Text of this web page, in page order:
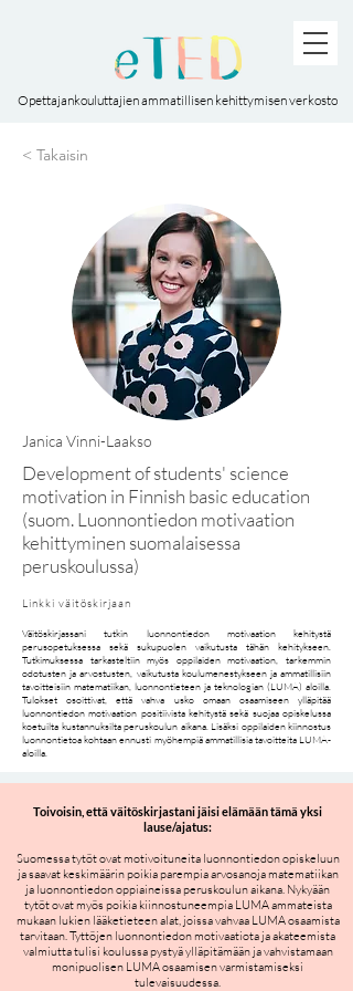
Opettajankouluttajien ammatillisen kehittymisen verkosto
< Takaisin
Janica Vinni-Laakso
Development of students' science
motivation in Finnish basic education
(suom. Luonnontiedon motivaation
kehittyminen suomalaisessa
peruskoulussa)
Linkki väitöskirjaan
Väitöskirjassani tutkin luonnontiedon motivaation kehitystä
perusopetuksessa sekä sukupuolen vaikutusta tähän kehitykseen.
Tutkimuksessa tarkasteltiin myös oppilaiden motivaation, tarkemmin
odotusten ja arvostusten, vaikutusta koulumenestykseen ja ammatillisiin
tavoitteisiin matematiikan, luonnontieteen ja teknologian (LUMA) aloilla.
Tulokset osoittivat, että vahva usko omaan osaamiseen ylläpitää
luonnontiedon motivaation positiivista kehitystä sekä suojaa opiskelussa
koetuilta kustannuksilta peruskoulun aikana. Lisäksi oppilaiden kiinnostus
luonnontietoa kohtaan ennusti myöhempiä ammatillisia tavoitteita LUMA-
aloilla.
Toivoisin, että väitöskirjastani jäisi elämään tämä yksi
lause/ajatus:
Suomessa tytöt ovat motivoituneita luonnontiedon opiskeluun
ja saavat keskimäärin poikia parempia arvosanoja matematiikan
ja luonnontiedon oppiaineissa peruskoulun aikana. Nykyään
tytöt ovat myös poikia kiinnostuneempia LUMA ammateista
mukaan lukien lääketieteen alat, joissa vahvaa LUMA osaamista
tarvitaan. Tyttöjen luonnontiedon motivaatiota ja akateemista
valmiutta tulisi koulussa pystyä ylläpitämään ja vahvistamaan
monipuolisen LUMA osaamisen varmistamiseksi
tulevaisuudessa.